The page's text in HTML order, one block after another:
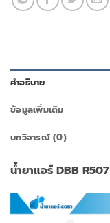
คำอธิบาย
ข้อมูลเพิ่มเติม
บทวิจารณ์ (0)
น้ำยาแอร์ DBB R507